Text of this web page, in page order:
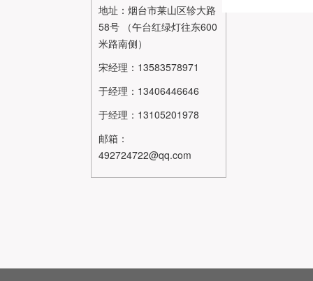
地址：烟台市莱山区轸大路
58号 （午台红绿灯往东600
米路南侧）
宋经理：13583578971
于经理：13406446646
于经理：13105201978
邮箱：
492724722@qq.com